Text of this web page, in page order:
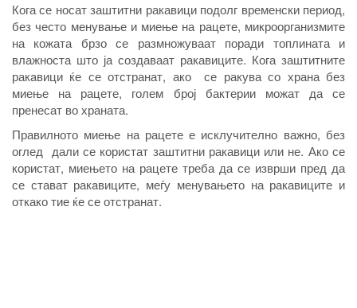
Кога се носат заштитни ракавици подолг временски период,
без често менување и миење на рацете, микроорганизмите
на кожата брзо се размножуваат поради топлината и
влажноста што ја создаваат ракавиците. Кога заштитните
ракaвици ќе се отстранат, ако се ракува со храна без
миење на рацете, голем број бактерии можат да се
пренесат во храната.
Правилното миење на рацете е исклучително важно, без
оглед дали се користат заштитни ракавици или не. Ако се
користат, миењето на рацете треба да се изврши пред да
се стават ракaвиците, меѓу менувањето на ракавиците и
откако тие ќе се отстранат.